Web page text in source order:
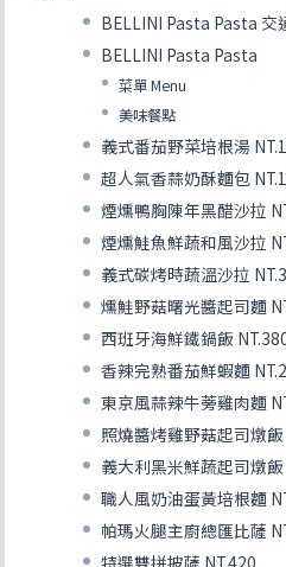
BELLINI Pasta Pasta 交
BELLINI Pasta Pasta
菜單 Menu
美味餐點
義式番茄野菜培根湯
超人氣香蒜奶酥麵包
煙燻鴨胸陳年黑醋沙拉
煙燻鮭魚鮮蔬和風沙拉
義式碳烤時蔬溫沙拉
燻鮭野菇曙光醬起司麵
西班牙海鮮鐵鍋飯
香辣完熟番茄鮮蝦麵
東京風蒜辣牛蒡雞肉麵
照燒醬烤雞野菇起司燉飯
義大利黑米鮮蔬起司燉飯
職人風奶油蛋黃培根麵
帕瑪火腿主廚總匯比薩
特選雙拼披薩 NT.420